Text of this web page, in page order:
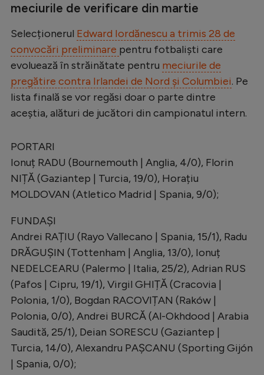
meciurile de verificare din martie
Selecționerul Edward Iordănescu a trimis 28 de
convocări preliminare pentru fotbaliști care
evoluează în străinătate pentru meciurile de
pregătire contra Irlandei de Nord și Columbiei. Pe
lista finală se vor regăsi doar o parte dintre
aceștia, alături de jucători din campionatul intern.
PORTARI
Ionuț RADU (Bournemouth | Anglia, 4/0), Florin
NIȚĂ (Gaziantep | Turcia, 19/0), Horațiu
MOLDOVAN (Atletico Madrid | Spania, 9/0);
FUNDAȘI
Andrei RAȚIU (Rayo Vallecano | Spania, 15/1), Radu
DRĂGUȘIN (Tottenham | Anglia, 13/0), Ionuț
NEDELCEARU (Palermo | Italia, 25/2), Adrian RUS
(Pafos | Cipru, 19/1), Virgil GHIȚĂ (Cracovia |
Polonia, 1/0), Bogdan RACOVIȚAN (Raków |
Polonia, 0/0), Andrei BURCĂ (Al-Okhdood | Arabia
Saudită, 25/1), Deian SORESCU (Gaziantep |
Turcia, 14/0), Alexandru PAȘCANU (Sporting Gijón
| Spania, 0/0);